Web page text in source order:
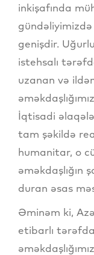
inkişafında
genişdir.
istehsalı
uzanan və
İqtisadi
tam şəkildə
humanitar, o
əməkdaşlığın
duran əsas
Əminəm ki,
etibarlı